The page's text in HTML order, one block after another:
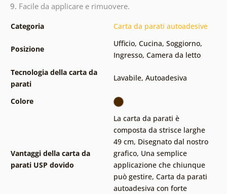
9. Facile da applicare e rimuovere.
Categoria Carta da parati autoadesive
Posizione
Ufficio, Cucina, Soggiorno,
Ingresso, Camera da letto
Tecnologia della carta da
parati
Lavabile, Autoadesiva
Colore
Vantaggi della carta da
parati USP dovido
La carta da parati è
composta da strisce larghe
49 cm, Disegnato dal nostro
grafico, Una semplice
applicazione che chiunque
può gestire, Carta da parati
autoadesiva con forte